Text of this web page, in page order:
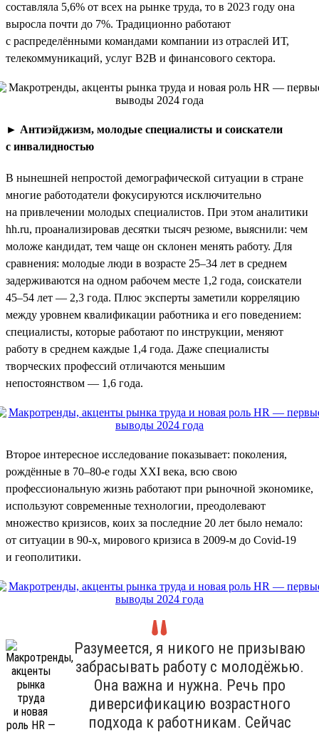
составляла 5,6% от всех на рынке труда, то в 2023 году она
выросла почти до 7%. Традиционно работают
с распределёнными командами компании из отраслей ИТ,
телекоммуникаций, услуг B2B и финансового сектора.
► Антиэйджизм, молодые специалисты и соискатели
с инвалидностью
В нынешней непростой демографической ситуации в стране
многие работодатели фокусируются исключительно
на привлечении молодых специалистов. При этом аналитики
hh.ru, проанализировав десятки тысяч резюме, выяснили: чем
моложе кандидат, тем чаще он склонен менять работу. Для
сравнения: молодые люди в возрасте 25–34 лет в среднем
задерживаются на одном рабочем месте 1,2 года, соискатели
45–54 лет — 2,3 года. Плюс эксперты заметили корреляцию
между уровнем квалификации работника и его поведением:
специалисты, которые работают по инструкции, меняют
работу в среднем каждые 1,4 года. Даже специалисты
творческих профессий отличаются меньшим
непостоянством — 1,6 года.
Второе интересное исследование показывает: поколения,
рождённые в 70–80-е годы XXI века, всю свою
профессиональную жизнь работают при рыночной экономике,
используют современные технологии, преодолевают
множество кризисов, коих за последние 20 лет было немало:
от ситуации в 90-х, мирового кризиса в 2009-м до Covid-19
и геополитики.
Разумеется, я никого не призываю
забрасывать работу с молодёжью.
Она важна и нужна. Речь про
диверсификацию возрастного
подхода к работникам. Сейчас